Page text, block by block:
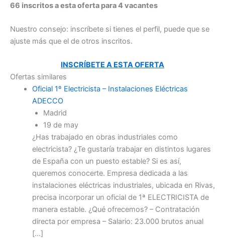
66 inscritos a esta oferta para 4 vacantes
Nuestro consejo: inscríbete si tienes el perfil, puede que se
ajuste más que el de otros inscritos.
INSCRÍBETE A ESTA OFERTA
Ofertas similares
Oficial 1º Electricista – Instalaciones Eléctricas
ADECCO
Madrid
19 de may
¿Has trabajado en obras industriales como
electricista? ¿Te gustaría trabajar en distintos lugares
de España con un puesto estable? Si es así,
queremos conocerte. Empresa dedicada a las
instalaciones eléctricas industriales, ubicada en Rivas,
precisa incorporar un oficial de 1ª ELECTRICISTA de
manera estable. ¿Qué ofrecemos? – Contratación
directa por empresa – Salario: 23.000 brutos anual
[…]